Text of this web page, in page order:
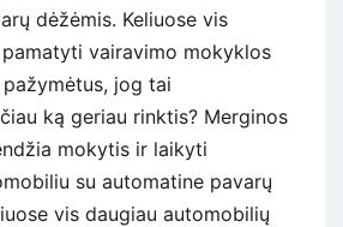
dėžėmis. Keliuose vis
vairavimo mokyklos
jog tai
ką geriau rinktis? Merginos
mokytis ir laikyti
su automatine pavarų
vis daugiau automobilių